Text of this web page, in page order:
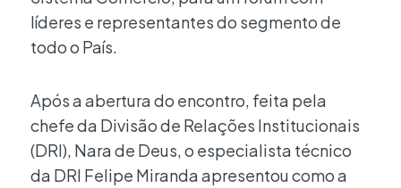
líderes e representantes do segmento de
todo o País.
Após a abertura do encontro, feita pela
chefe da Divisão de Relações Institucionais
(DRI), Nara de Deus, o especialista técnico
da DRI Felipe Miranda apresentou como a